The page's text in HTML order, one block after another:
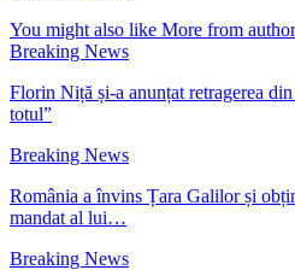
You might also like More from author
Breaking News
Florin Niță și-a anunțat retragerea
totul”
Breaking News
România a învins Țara Galilor și
mandat al lui…
Breaking News